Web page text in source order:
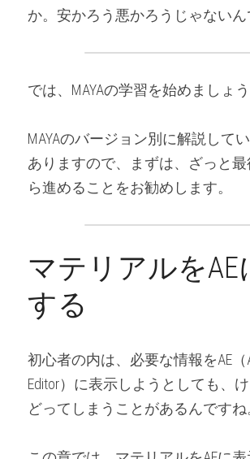
か。安かろう悪かろうじゃないん
では、MAYAの学習を始めましょう
MAYAのバージョン別に解説して
ありますので、まずは、ざっと
ら進めることをお勧めします。
マテリアルをAE
する
初心者の内は、必要な情報をAE（
Editor）に表示しようとしても、
どってしまうことがあるんですね